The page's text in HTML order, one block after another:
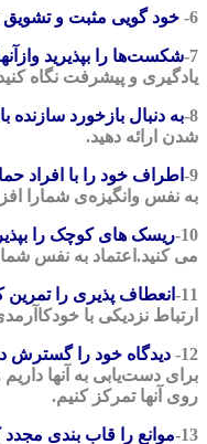
6- خود گویی مثبت و تشویق
7- شکست‌ها را بپذیرید
یادگیری و پیشرفت نگاه
8- به دنبال بازخورد سازنده
شدن ارائه دهید.
9- اطراف خود را با افراد
به نفس وانگیزه‌ی شمارا
10- ریسک های کوچک را
می کنید.اعتماد به نفس
11- انعطاف پذیری را تمرین
ارتباط نزدیکی با
12- دیدگاه خود را گسترش
برای دست‌یابی به آنها
روی آنها تمرکز کنیم.
13- موانع را قاب بندی مجدد